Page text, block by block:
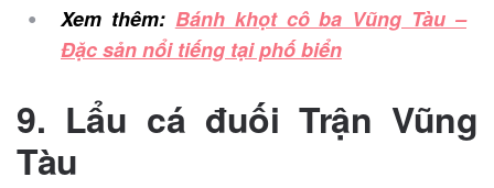
Xem thêm: Bánh khọt cô ba Vũng Tàu –
Đặc sản nổi tiếng tại phố biển
9. Lẩu cá đuối Trận Vũng
Tàu